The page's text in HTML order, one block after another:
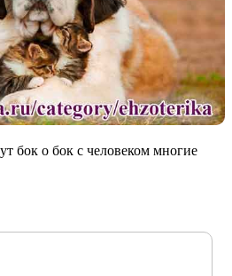
бок о бок с человеком многие